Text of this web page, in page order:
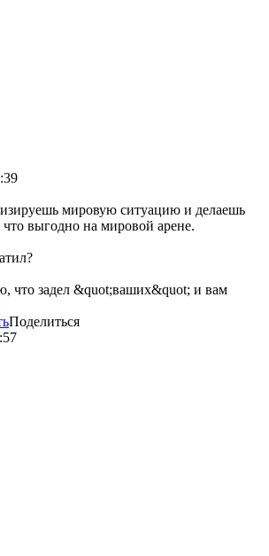
мировую ситуацию и делаешь
выгодно на мировой арене.
что задел &quot;ваших&quot; и вам
Поделиться